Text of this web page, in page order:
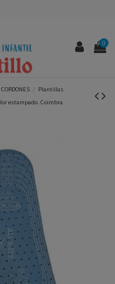
0
Plantillas
estampado. Coimbra